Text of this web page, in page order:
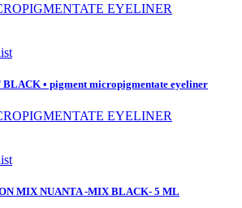
EYELINER
• pigment micropigmentate eyeliner
EYELINER
MIX NUANTA -MIX BLACK- 5 ML